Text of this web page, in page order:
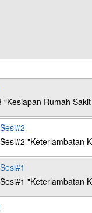
Rumah
"Keterlambatan
"Keterlambatan